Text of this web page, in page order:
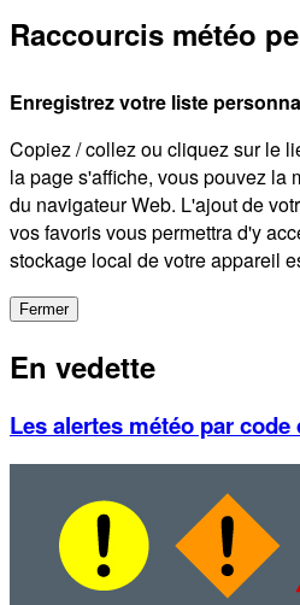
Raccourcis météo
Enregistrez votre liste
Copiez / collez ou cliquez sur le
la page s'affiche, vous pouvez la
du navigateur Web. L'ajout de
vos favoris vous permettra d'y
stockage local de votre appareil
Fermer
En vedette
Les alertes météo par code